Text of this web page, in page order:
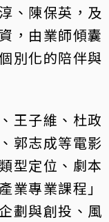
、陳保英，及
，由業師傾囊
別化的陪伴與
王子維、杜政
郭志成等電影
型定位、劇本
業專業課程」
劃與創投、風